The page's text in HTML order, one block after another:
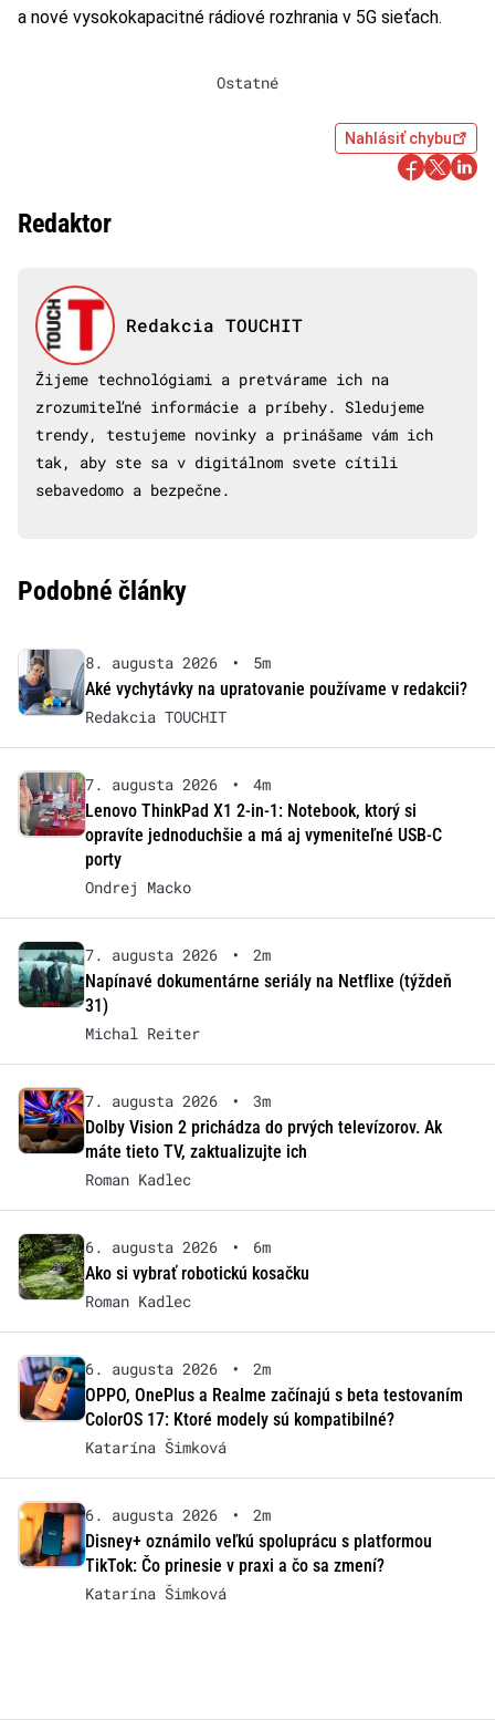
a nové vysokokapacitné rádiové rozhrania v 5G sieťach.
Ostatné
Nahlásiť chybu
Redaktor
Redakcia TOUCHIT
Žijeme technológiami a pretvárame ich na
zrozumiteľné informácie a príbehy. Sledujeme
trendy, testujeme novinky a prinášame vám ich
tak, aby ste sa v digitálnom svete cítili
sebavedomo a bezpečne.
Podobné články
8. augusta 2026 •
5m
Aké vychytávky na upratovanie používame v redakcii?
Redakcia TOUCHIT
7. augusta 2026 •
4m
Lenovo ThinkPad X1 2-in-1: Notebook, ktorý si
opravíte jednoduchšie a má aj vymeniteľné USB-C
porty
Ondrej Macko
7. augusta 2026 •
2m
Napínavé dokumentárne seriály na Netflixe (týždeň
31)
Michal Reiter
7. augusta 2026 •
3m
Dolby Vision 2 prichádza do prvých televízorov. Ak
máte tieto TV, zaktualizujte ich
Roman Kadlec
6. augusta 2026 •
6m
Ako si vybrať robotickú kosačku
Roman Kadlec
6. augusta 2026 •
2m
OPPO, OnePlus a Realme začínajú s beta testovaním
ColorOS 17: Ktoré modely sú kompatibilné?
Katarína Šimková
6. augusta 2026 •
2m
Disney+ oznámilo veľkú spoluprácu s platformou
TikTok: Čo prinesie v praxi a čo sa zmení?
Katarína Šimková